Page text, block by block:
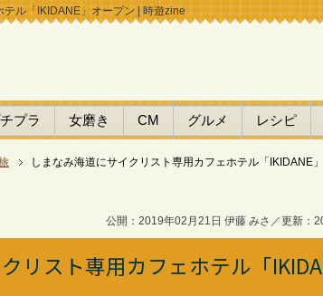
ル「IKIDANE」オープン | 時遊zine
プラ 女磨き CM グルメ レシピ
しまなみ海道にサイクリスト専用カフェホテル「IKIDANE
公開：2019年02月21日 伊藤 みさ／更新：
リスト専用カフェホテル「